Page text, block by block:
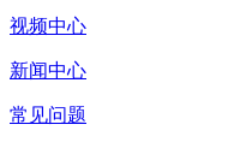
视频中心
新闻中心
常见问题